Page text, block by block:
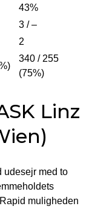
43%
3 / –
2
340 / 255
(75%)
Linz
udesejr med to
muligheden